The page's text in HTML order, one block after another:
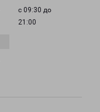
с 09:30 до
21:00